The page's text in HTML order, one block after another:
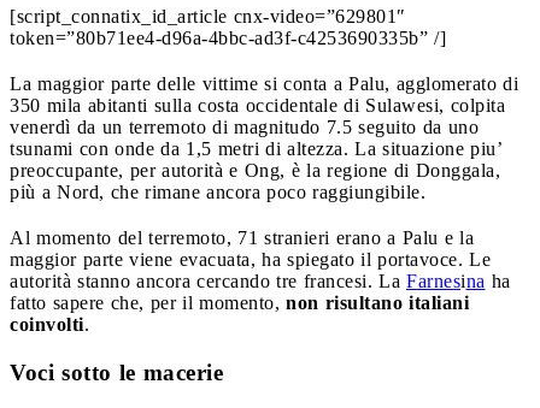
[script_connatix_id_article cnx-video=”629801″
token=”80b71ee4-d96a-4bbc-ad3f-c4253690335b” /]
La maggior parte delle vittime si conta a Palu, agglomerato di
350 mila abitanti sulla costa occidentale di Sulawesi, colpita
venerdì da un terremoto di magnitudo 7.5 seguito da uno
tsunami con onde da 1,5 metri di altezza. La situazione piu’
preoccupante, per autorità e Ong, è la regione di Donggala,
più a Nord, che rimane ancora poco raggiungibile.
Al momento del terremoto, 71 stranieri erano a Palu e la
maggior parte viene evacuata, ha spiegato il portavoce. Le
autorità stanno ancora cercando tre francesi. La Farnesina ha
fatto sapere che, per il momento, non risultano italiani
coinvolti.
Voci sotto le macerie